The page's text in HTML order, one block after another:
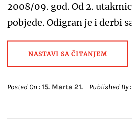
2008/09. god. Od 2.
pobjede. Odigran je i derbi
NASTAVI SA ČITANJEM
Posted On :15. Marta 21. Published By :